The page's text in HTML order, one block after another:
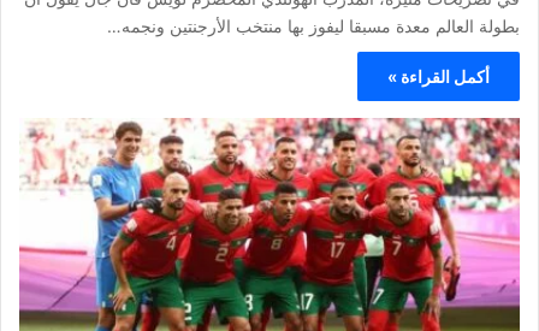
بطولة العالم معدة مسبقا ليفوز بها منتخب الأرجنتين ونجمه…
أكمل القراءة »